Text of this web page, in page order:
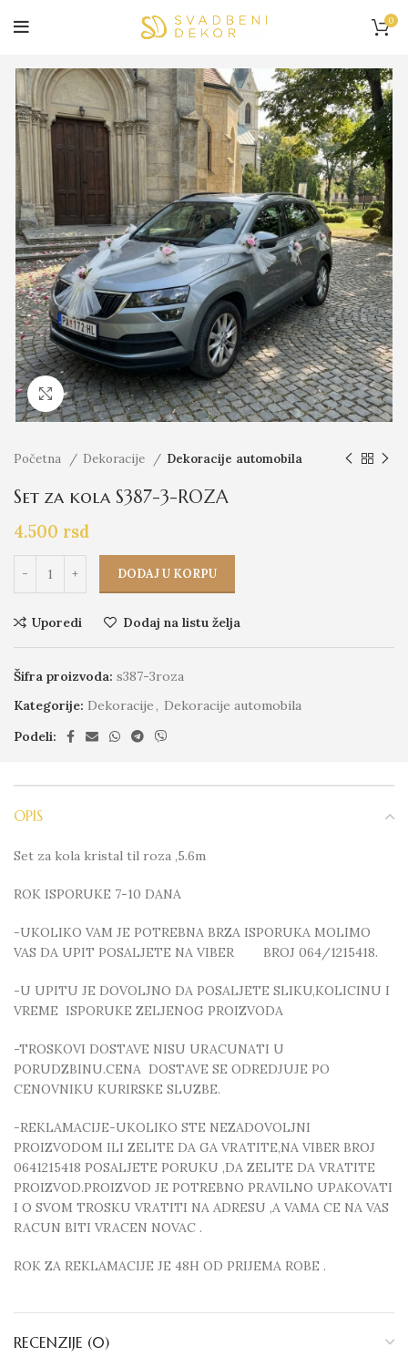
0
Click to enlarge
Početna Dekoracije Dekoracije automobila
Set za kola S387-3-ROZA
4.500 rsd
DODAJ U KORPU
Uporedi Dodaj na listu želja
Šifra proizvoda: s387-3roza
Kategorije: Dekoracije, Dekoracije automobila
Podeli:
OPIS
Set za kola kristal til roza ,5.6m
ROK ISPORUKE 7-10 DANA
-UKOLIKO VAM JE POTREBNA BRZA ISPORUKA MOLIMO
VAS DA UPIT POSALJETE NA VIBER BROJ 064/1215418.
-U UPITU JE DOVOLJNO DA POSALJETE SLIKU,KOLICINU I
VREME ISPORUKE ZELJENOG PROIZVODA
-TROSKOVI DOSTAVE NISU URACUNATI U
PORUDZBINU.CENA DOSTAVE SE ODREDJUJE PO
CENOVNIKU KURIRSKE SLUZBE.
-REKLAMACIJE-UKOLIKO STE NEZADOVOLJNI
PROIZVODOM ILI ZELITE DA GA VRATITE,NA VIBER BROJ
0641215418 POSALJETE PORUKU ,DA ZELITE DA VRATITE
PROIZVOD.PROIZVOD JE POTREBNO PRAVILNO UPAKOVATI
I O SVOM TROSKU VRATITI NA ADRESU ,A VAMA CE NA VAS
RACUN BITI VRACEN NOVAC .
ROK ZA REKLAMACIJE JE 48H OD PRIJEMA ROBE .
RECENZIJE (0)